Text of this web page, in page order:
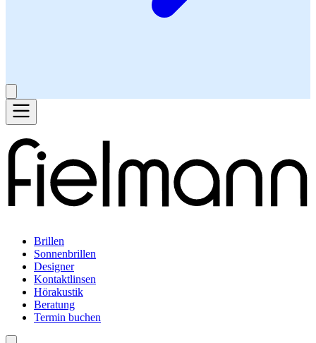
Brillen
Sonnenbrillen
Designer
Kontaktlinsen
Hörakustik
Beratung
Termin buchen